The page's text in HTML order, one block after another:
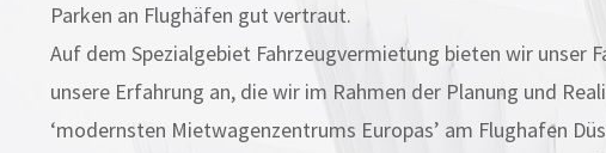
Parken an Flughäfen gut vertraut.
Auf dem Spezialgebiet Fahrzeugvermietung bieten wir unser
unsere Erfahrung an, die wir im Rahmen der Planung und
‘modernsten Mietwagenzentrums Europas’ am Flughafen